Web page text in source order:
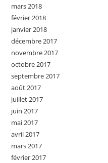
mars 2018
février 2018
janvier 2018
décembre 2017
novembre 2017
octobre 2017
septembre 2017
août 2017
juillet 2017
juin 2017
mai 2017
avril 2017
mars 2017
février 2017